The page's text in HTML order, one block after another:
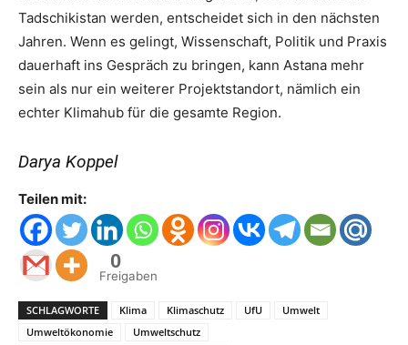
Tadschikistan werden, entscheidet sich in den nächsten
Jahren. Wenn es gelingt, Wissenschaft, Politik und Praxis
dauerhaft ins Gespräch zu bringen, kann Astana mehr
sein als nur ein weiterer Projektstandort, nämlich ein
echter Klimahub für die gesamte Region.
Darya Koppel
Teilen mit:
0
Freigaben
SCHLAGWORTE Klima Klimaschutz UfU
Umwelt
Umweltökonomie
Umweltschutz